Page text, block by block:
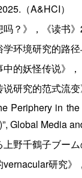
（A&HCI）
？》，《读书
环境研究的路
的妖怪传说》
研究的范式流
Periphery in
Global Media
野千鶴子ブー
研究